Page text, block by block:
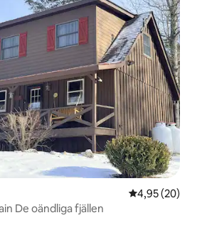
4,95 av 5 i
4,95 (20)
Stuga nära Elk Mountain De oändliga fjällen